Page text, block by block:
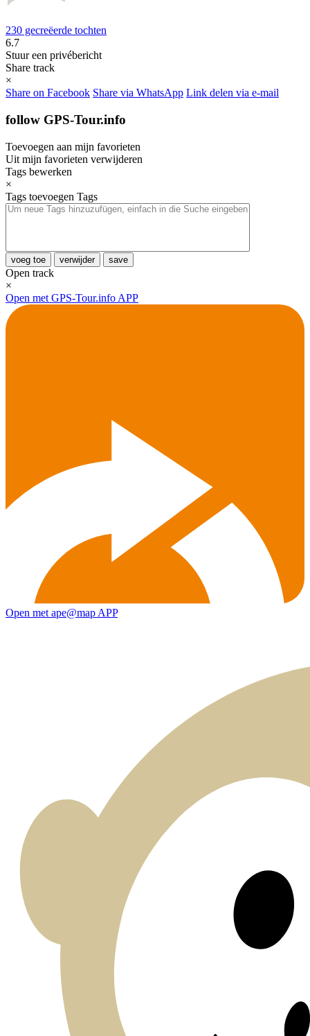
230 gecreëerde tochten
6.7
Stuur een privébericht
Share track
×
Share on Facebook Share via WhatsApp Link delen via e-mail
follow GPS-Tour.info
Toevoegen aan mijn favorieten
Uit mijn favorieten verwijderen
Tags bewerken
×
Tags toevoegen Tags
voeg toe verwijder save
Open track
×
Open met GPS-Tour.info APP
Open met ape@map APP